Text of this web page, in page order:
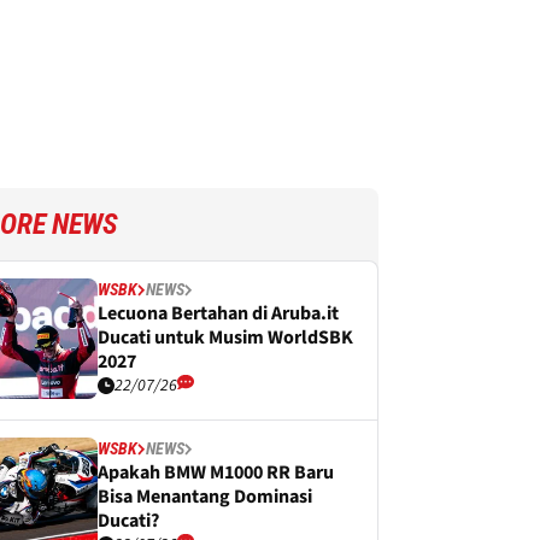
NEWS
WSBK NEWS
Lecuona Bertahan di Aruba.it
Ducati untuk Musim WorldSBK
2027
22/07/26
WSBK NEWS
Apakah BMW M1000 RR Baru
Bisa Menantang Dominasi
Ducati?